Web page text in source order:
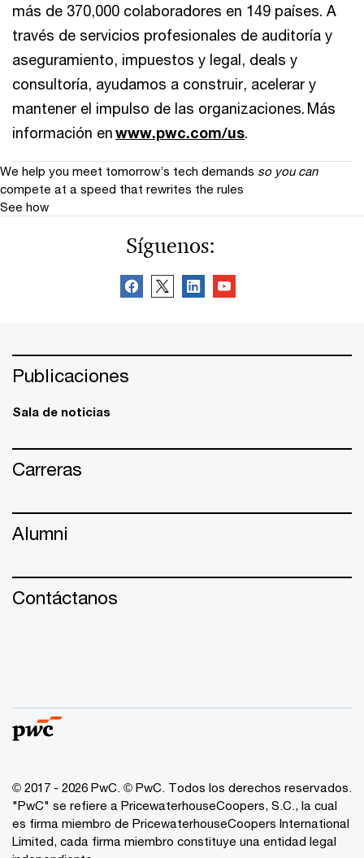
más de 370,000 colaboradores en 149 países. A
través de servicios profesionales de auditoría y
aseguramiento, impuestos y legal, deals y
consultoría, ayudamos a construir, acelerar y
mantener el impulso de las organizaciones. Más
información enwww.pwc.com/us.
We help you meet tomorrow’s tech demands so you can
compete at a speed that rewrites the rules
See how
Síguenos:
Publicaciones
Sala de noticias
Carreras
Alumni
Contáctanos
© 2017 - 2026 PwC. © PwC. Todos los derechos reservados.
"PwC" se refiere a PricewaterhouseCoopers, S.C., la cual
es firma miembro de PricewaterhouseCoopers International
Limited, cada firma miembro constituye una entidad legal